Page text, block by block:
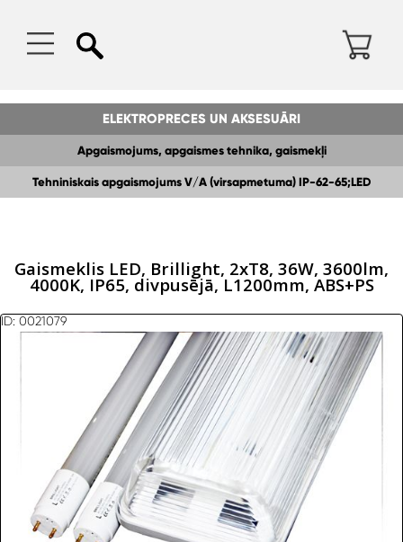
ELEKTROPRECES UN AKSESUĀRI
Apgaismojums, apgaismes tehnika, gaismekļi
Tehniniskais apgaismojums V/A (virsapmetuma) IP-62-65;LED
Gaismeklis LED, Brillight, 2xT8, 36W, 3600lm,
4000K, IP65, divpusējā, L1200mm, ABS+PS
ID: 0021079